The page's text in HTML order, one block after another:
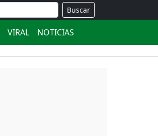
Buscar
VIRAL NOTICIAS